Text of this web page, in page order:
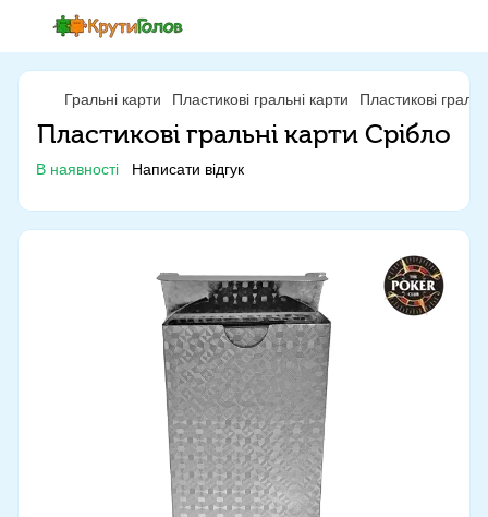
Гральні карти Пластикові гральні карти Пластикові
Пластикові гральні карти Срібло
В наявності Написати відгук